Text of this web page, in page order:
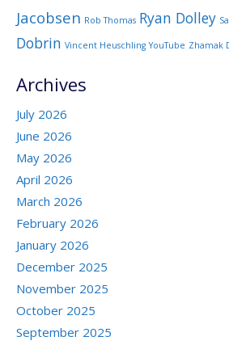
Jacobsen Rob Thomas Ryan Dolley
Dobrin Vincent Heuschling YouTube Zhamak
Archives
July 2026
June 2026
May 2026
April 2026
March 2026
February 2026
January 2026
December 2025
November 2025
October 2025
September 2025